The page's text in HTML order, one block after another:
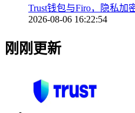
Trust钱包与Firo，隐私加
2026-08-06 16:22:54
刚刚更新